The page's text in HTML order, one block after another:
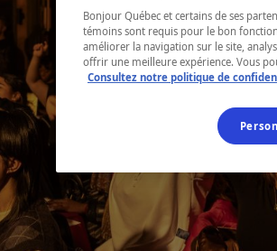
Bonjour Québec et certains de ses
témoins sont requis pour le bon
améliorer la navigation sur le site,
offrir une meilleure expérience. Vous
Consultez notre politique de